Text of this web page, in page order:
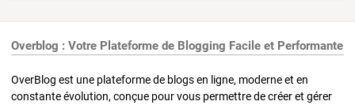
Overblog : Votre Plateforme de Blogging Facile et Performante
OverBlog est une plateforme de blogs en ligne, moderne et en
constante évolution, conçue pour vous permettre de créer et gérer